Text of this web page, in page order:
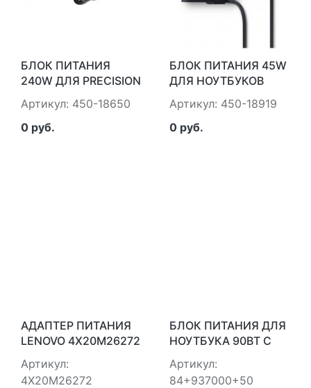
БЛОК ПИТАНИЯ
240W ДЛЯ PRECISION
M6XXX/7XXX DELL
450-18650
Артикул: 450-18650
0 руб.
БЛОК ПИТАНИЯ 45W
ДЛЯ НОУТБУКОВ
XPS. DELL 450-18919
Артикул: 450-18919
0 руб.
АДАПТЕР ПИТАНИЯ
LENOVO 4X20M26272
Артикул:
4X20M26272
БЛОК ПИТАНИЯ ДЛЯ
НОУТБУКА 90ВТ С
ЕВРОВИЛКОЙ
DURABOOK
Артикул:
84+937000+50